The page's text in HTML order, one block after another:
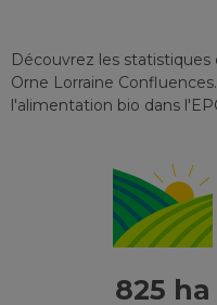
Découvrez les
Orne Lorraine Confluences
l'alimentation bio dans
825 ha